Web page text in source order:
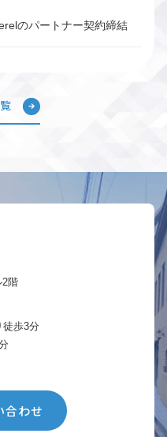
のパートナー契約締結
2階
歩3分
合わせ